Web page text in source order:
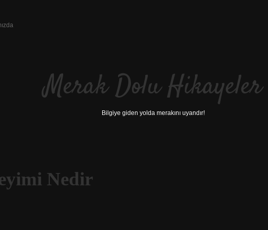
Merak Dolu Hikayeler
Bilgiye giden yolda merakını uyandır!
Nedir